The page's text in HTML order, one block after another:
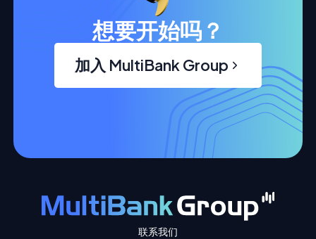
想要开始吗？
加入 MultiBank Group
联系我们